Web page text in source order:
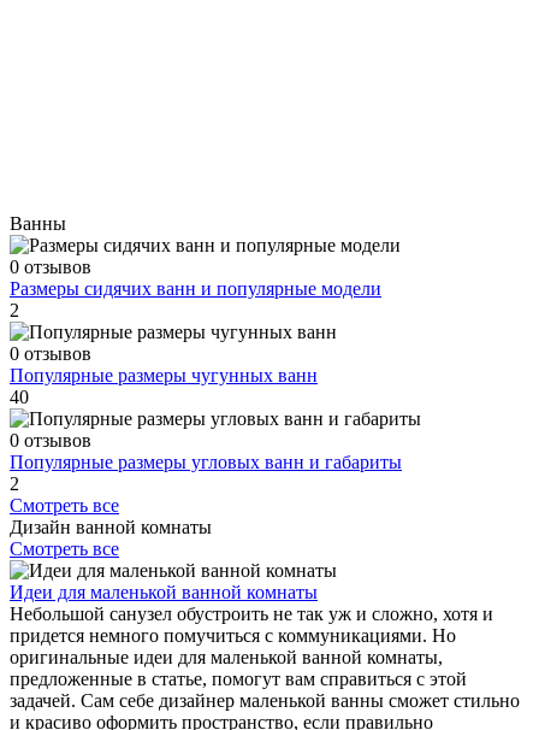
Ванны
0 отзывов
Размеры сидячих ванн и популярные модели
2
0 отзывов
Популярные размеры чугунных ванн
40
0 отзывов
Популярные размеры угловых ванн и габариты
2
Смотреть все
Дизайн ванной комнаты
Смотреть все
Идеи для маленькой ванной комнаты
Небольшой санузел обустроить не так уж и сложно, хотя и
придется немного помучиться с коммуникациями. Но
оригинальные идеи для маленькой ванной комнаты,
предложенные в статье, помогут вам справиться с этой
задачей. Сам себе дизайнер маленькой ванны сможет стильно
и красиво оформить пространство, если правильно